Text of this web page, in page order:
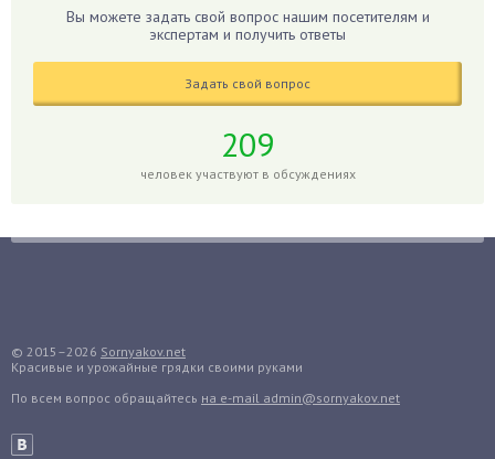
Годжи
Голубика
Гуава
Гузмания
Дайкон
Вы можете задать свой вопрос нашим посетителям и
экспертам и получить ответы
Задать свой вопрос
209
человек участвуют в обсуждениях
© 2015–2026 Sornyakov.net
Красивые и урожайные грядки своими руками
По всем вопрос обращайтесь на e-mail admin@sornyakov.net